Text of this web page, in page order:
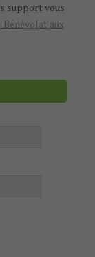
support vous
Bénévolat aux